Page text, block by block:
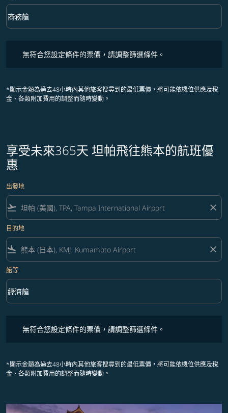
艙等 option 商務艙 Selected
商務艙
keyboard_arrow_down
無符合您設定條件的票價，請調整篩選條件。
*顯示金額為過去48小時內其他旅客搜尋到的最低票價，將可能依機位供應及稅
金、各類附加費用的調整而隨時變動。
享受未來365天 坦帕飛往熊本的航班優
惠
出發地
flight_takeoff close
目的地
flight_land close
艙等
艙等 option 經濟艙 Selected
經濟艙
keyboard_arrow_down
無符合您設定條件的票價，請調整篩選條件。
*顯示金額為過去48小時內其他旅客搜尋到的最低票價，將可能依機位供應及稅
金、各類附加費用的調整而隨時變動。